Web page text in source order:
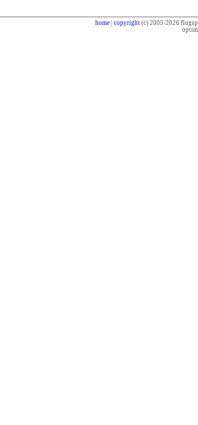
home| copyright(c) 2005-2026